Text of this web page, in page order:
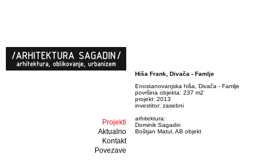
Projekti
Aktualno
Kontakt
Povezave
Hiša Frank, Divača - Famlje
Enostanovanjska hiša, Divača - Famlje
površina objekta: 237 m2
projekt: 2013
investitor: zasebni
arhitektura:
Dominik Sagadin
Boštjan Matul, AB objekt